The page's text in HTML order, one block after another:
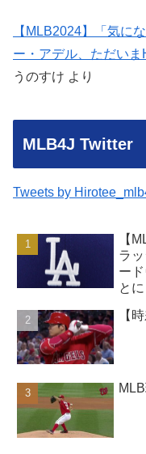
【MLB2024】「気に
ー・アデル、ただい
うのすけ より
MLB4J Twitter
Tweets by
【
ラ
ー
とに
【